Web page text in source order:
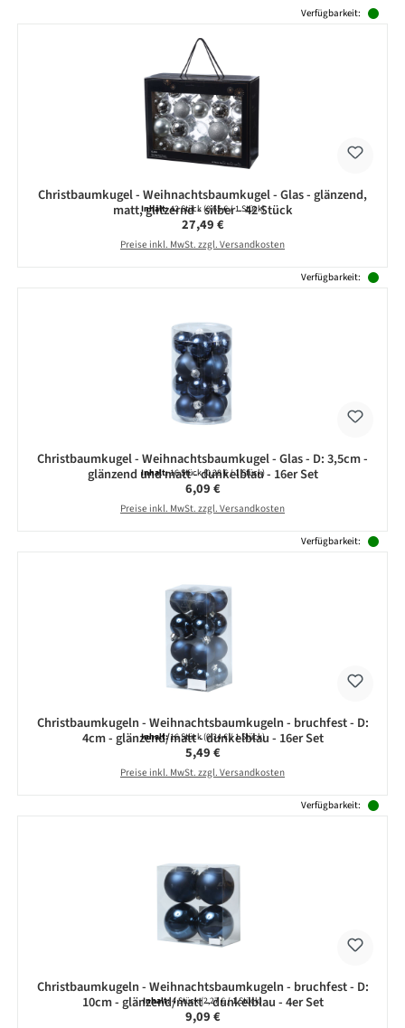
Verfügbarkeit:
Christbaumkugel - Weihnachtsbaumkugel - Glas - glänzend,
matt, glitzernd - silber - 42 Stück
Inhalt:42 Stück(0,65 € / 1 Stück)
Regulärer Preis:
27,49 €
Preise inkl. MwSt. zzgl. Versandkosten
Verfügbarkeit:
Christbaumkugel - Weihnachtsbaumkugel - Glas - D: 3,5cm -
glänzend und matt - dunkelblau - 16er Set
Inhalt:16 Stück(0,38 € / 1 Stück)
Regulärer Preis:
6,09 €
Preise inkl. MwSt. zzgl. Versandkosten
Verfügbarkeit:
Christbaumkugeln - Weihnachtsbaumkugeln - bruchfest - D:
4cm - glänzend/matt - dunkelblau - 16er Set
Inhalt:16 Stück(0,34 € / 1 Stück)
Regulärer Preis:
5,49 €
Preise inkl. MwSt. zzgl. Versandkosten
Verfügbarkeit:
Christbaumkugeln - Weihnachtsbaumkugeln - bruchfest - D:
10cm - glänzend/matt - dunkelblau - 4er Set
Inhalt:4 Stück(2,27 € / 1 Stück)
Regulärer Preis:
9,09 €